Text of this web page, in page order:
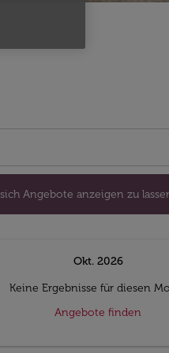
Angebote anzeigen zu
aus, um sich
Okt. 2026
Keine Ergebnisse für diesen
Angebote finden